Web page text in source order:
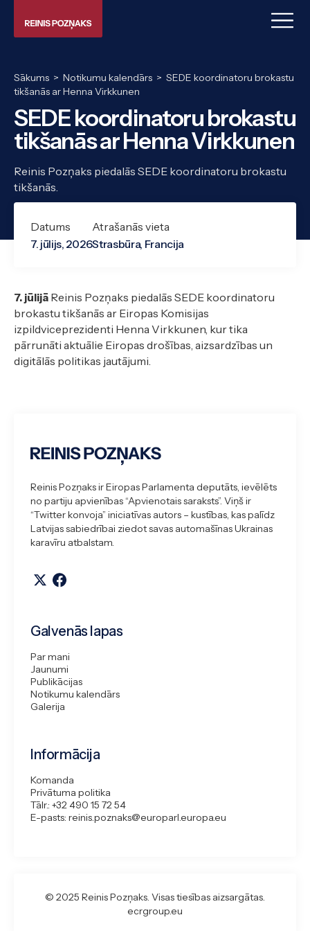
Sākums > Notikumu kalendārs > SEDE koordinatoru brokastu
tikšanās ar Henna Virkkunen
SEDE koordinatoru brokastu
tikšanās ar Henna Virkkunen
Reinis Pozņaks piedalās SEDE koordinatoru brokastu
tikšanās.
Datums
7. jūlijs, 2026
Atrašanās vieta
Strasbūra, Francija
7. jūlijā Reinis Pozņaks piedalās SEDE koordinatoru
brokastu tikšanās ar Eiropas Komisijas
izpildviceprezidenti Henna Virkkunen, kur tika
pārrunāti aktuālie Eiropas drošības, aizsardzības un
digitālās politikas jautājumi.
Reinis Pozņaks ir Eiropas Parlamenta deputāts, ievēlēts
no partiju apvienības “Apvienotais saraksts”. Viņš ir
“Twitter konvoja” iniciatīvas autors – kustības, kas palīdz
Latvijas sabiedrībai ziedot savas automašīnas Ukrainas
karavīru atbalstam.
Galvenās lapas
Par mani
Jaunumi
Publikācijas
Notikumu kalendārs
Galerija
Informācija
Komanda
Privātuma politika
Tālr.: +32 490 15 72 54
E-pasts: reinis.poznaks@europarl.europa.eu
© 2025 Reinis Pozņaks. Visas tiesības aizsargātas.
ecrgroup.eu